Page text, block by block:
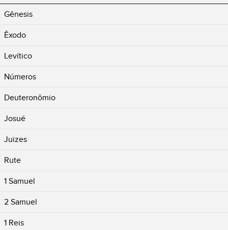
Gênesis
Êxodo
Levítico
Números
Deuteronômio
Josué
Juizes
Rute
1 Samuel
2 Samuel
1 Reis